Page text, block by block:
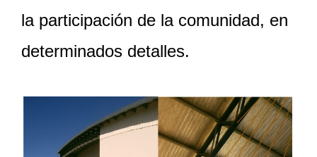
la participación de la comunidad, en
determinados detalles.